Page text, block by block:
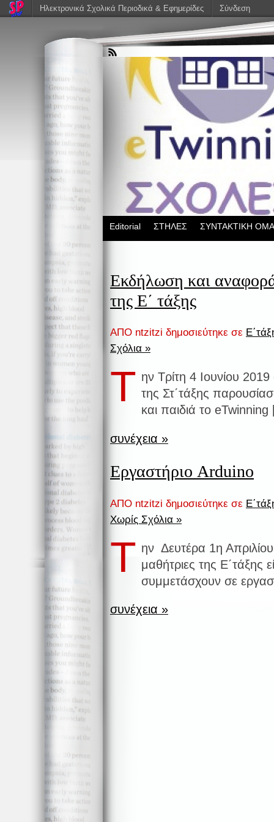
Editorial ΣΤΗΛΕΣ ΣΥΝΤΑΚΤΙΚΗ
Εκδήλωση και
της Ε΄ τάξης
ΑΠΟ ntzitzi δημοσιεύτηκε σε
Σχόλια »
Τ ην Τρίτη 4 Ιουνίου 2019
της Στ΄τάξης
και παιδιά το
συνέχεια »
Εργαστήριο Arduino
ΑΠΟ ntzitzi δημοσιεύτηκε σε
Χωρίς Σχόλια »
Τ ην Δευτέρα 1η
μαθήτριες της Ε΄τάξης
συμμετάσχουν σε
συνέχεια »
Ηλεκτρονικά Σχολικά Περιοδικά & Εφημερίδες Σύνδεση